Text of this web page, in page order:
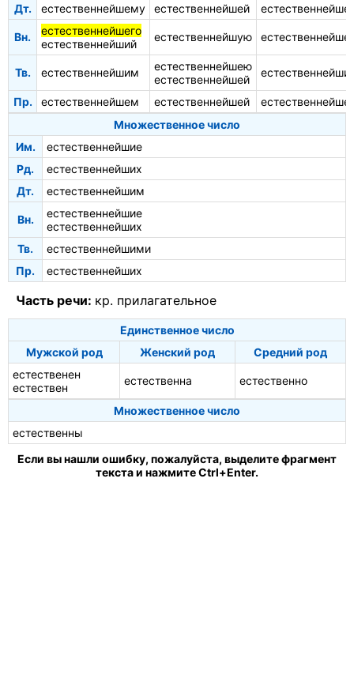
Дт. естественнейшему естественнейшей
Вн.
естественнейшего
естественнейший
естественнейшую
Тв. естественнейшим
естественнейшею
естественнейшей
Пр. естественнейшем естественнейшей
Множественное число
Им.
естественнейшие
Рд.
естественнейших
Дт.
естественнейшим
Вн.
естественнейшие
естественнейших
Тв.
естественнейшими
Пр.
естественнейших
Часть речи: кр. прилагательное
Единственное число
Мужской род
Женский род
Средний род
естественен
естествен
естественна естественно
Множественное число
естественны
Если вы нашли ошибку, пожалуйста, выделите фрагмент
текста и нажмите Ctrl+Enter.